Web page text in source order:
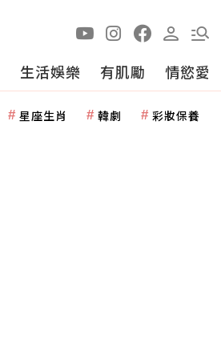
生活娛樂 有肌勵 情慾愛
星座生肖 韓劇 彩妝保養